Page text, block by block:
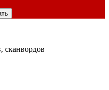
сканвордов